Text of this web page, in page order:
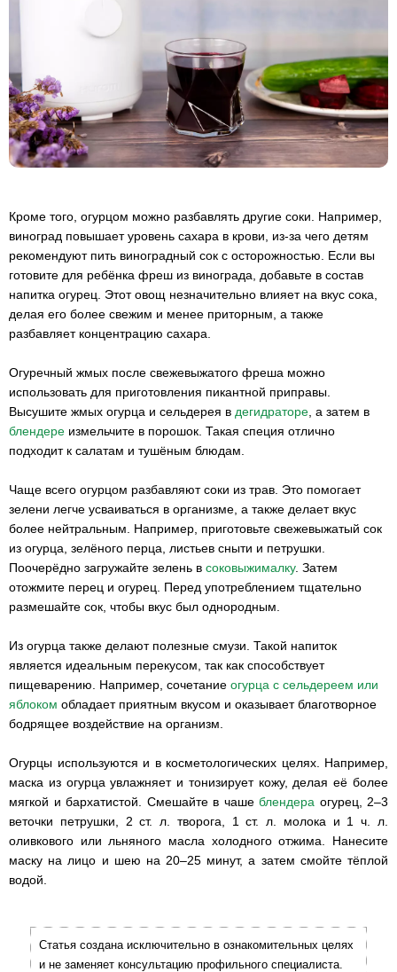
Кроме того, огурцом можно разбавлять другие соки. Например,
виноград повышает уровень сахара в крови, из-за чего детям
рекомендуют пить виноградный сок с осторожностью. Если вы
готовите для ребёнка фреш из винограда, добавьте в состав
напитка огурец. Этот овощ незначительно влияет на вкус сока,
делая его более свежим и менее приторным, а также
разбавляет концентрацию сахара.
Огуречный жмых после свежевыжатого фреша можно
использовать для приготовления пикантной приправы.
Высушите жмых огурца и сельдерея в дегидраторе , а затем в
блендере измельчите в порошок. Такая специя отлично
подходит к салатам и тушёным блюдам.
Чаще всего огурцом разбавляют соки из трав. Это помогает
зелени легче усваиваться в организме, а также делает вкус
более нейтральным. Например, приготовьте свежевыжатый сок
из огурца, зелёного перца, листьев сныти и петрушки.
Поочерёдно загружайте зелень в соковыжималку. Затем
отожмите перец и огурец. Перед употреблением тщательно
размешайте сок, чтобы вкус был однородным.
Из огурца также делают полезные смузи. Такой напиток
является идеальным перекусом, так как способствует
пищеварению. Например, сочетание огурца с сельдереем или
яблоком обладает приятным вкусом и оказывает благотворное
бодрящее воздействие на организм.
Огурцы используются и в косметологических целях. Например,
маска из огурца увлажняет и тонизирует кожу, делая её более
мягкой и бархатистой. Смешайте в чаше блендера огурец, 2–3
веточки петрушки, 2 ст. л. творога, 1 ст. л. молока и 1 ч. л.
оливкового или льняного масла холодного отжима. Нанесите
маску на лицо и шею на 20–25 минут, а затем смойте тёплой
водой.
Статья создана исключительно в ознакомительных целях
и не заменяет консультацию профильного специалиста.